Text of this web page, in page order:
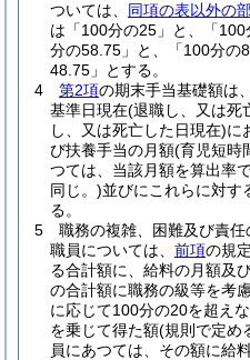
ついては、 同項の表以外の
は「100分の25」と、「
分の58.75」と、「100分の
48.75」とする。
4
第2項の期末手当基礎額は
基準日現在(退職し、又は死
し、又は死亡した日現在)に
び扶養手当の月額(育児短時
つては、当該月額を算出率
同じ。)並びにこれらに対す
る。
5
職務の複雑、困難及び責
職員については、 前項の規
る合計額に、給料の月額及
の合計額に職務の級等を考
に応じて100分の20を超え
を乗じて得た額(規則で定め
員にあつては、その額に給